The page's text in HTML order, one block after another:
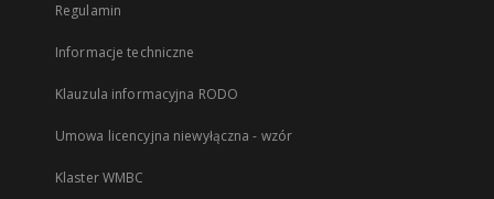
Regulamin
Informacje techniczne
Klauzula informacyjna RODO
Umowa licencyjna niewyłączna - wzór
Klaster WMBC